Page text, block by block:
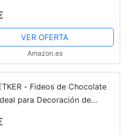
Bolsa Doypack con Cierre
VER OFERTA
Amazon.es
- Fideos de Chocolate
para Decoración de
Negro, Textura Crujiente,